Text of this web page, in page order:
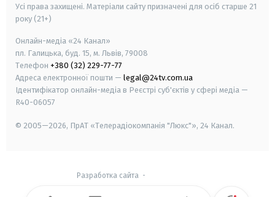
Усі права захищені. Матеріали сайту призначені для осіб старше 21
року (21+)
Онлайн-медіа «24 Канал»
пл. Галицька, буд. 15, м. Львів, 79008
Телефон +380 (32) 229-77-77
Адреса електронної пошти — legal@24tv.com.ua
Ідентифікатор онлайн-медіа в Реєстрі суб'єктів у сфері медіа —
R40-06057
© 2005—2026, ПрАТ «Телерадіокомпанія "Люкс"», 24 Канал.
Разработка сайта -